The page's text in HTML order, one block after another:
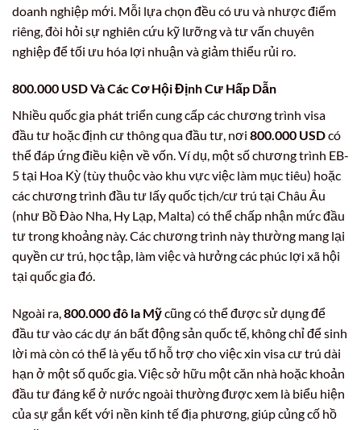
doanh nghiệp mới. Mỗi lựa chọn đều có ưu và nhược điểm
riêng, đòi hỏi sự nghiên cứu kỹ lưỡng và tư vấn chuyên
nghiệp để tối ưu hóa lợi nhuận và giảm thiểu rủi ro.
800.000 USDVà Các Cơ Hội Định Cư Hấp Dẫn
Nhiều quốc gia phát triển cung cấp các chương trình visa
đầu tư hoặc định cư thông qua đầu tư, nơi 800.000 USDcó
thể đáp ứng điều kiện về vốn. Ví dụ, một số chương trình EB-
5 tại Hoa Kỳ (tùy thuộc vào khu vực việc làm mục tiêu) hoặc
các chương trình đầu tư lấy quốc tịch/cư trú tại Châu Âu
(như Bồ Đào Nha, Hy Lạp, Malta) có thể chấp nhận mức đầu
tư trong khoảng này. Các chương trình này thường mang lại
quyền cư trú, học tập, làm việc và hưởng các phúc lợi xã hội
tại quốc gia đó.
Ngoài ra,800.000 đô la Mỹcũng có thể được sử dụng để
đầu tư vào các dự án bất động sản quốc tế, không chỉ để sinh
lời mà còn có thể là yếu tố hỗ trợ cho việc xin visa cư trú dài
hạn ở một số quốc gia. Việc sở hữu một căn nhà hoặc khoản
đầu tư đáng kể ở nước ngoài thường được xem là biểu hiện
của sự gắn kết với nền kinh tế địa phương, giúp củng cố hồ